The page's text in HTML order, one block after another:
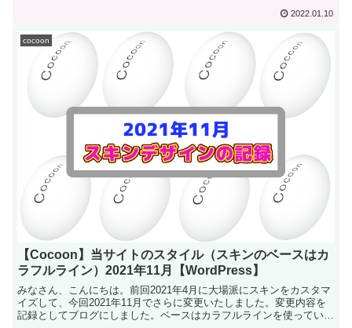
2022.01.10
cocoon
【Cocoon】当サイトのスタイル（スキンのベースはカ
ラフルライン）2021年11月【WordPress】
みなさん、こんにちは。前回2021年4月に大場派にスキンをカスタマ
イズして、今回2021年11月でさらに変更いたしました。変更内容を
記録としてブログにしました。ベースはカラフルラインを使っていま